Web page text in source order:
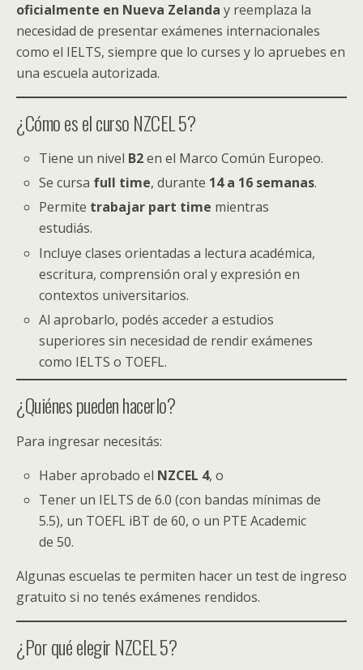
oficialmente en Nueva Zelanda y reemplaza la
necesidad de presentar exámenes internacionales
como el IELTS, siempre que lo curses y lo apruebes en
una escuela autorizada.
¿Cómo es el curso NZCEL 5?
Tiene un nivel B2en el Marco Común Europeo.
Se cursa full time, durante 14 a 16 semanas.
Permite trabajar part time mientras
estudiás.
Incluye clases orientadas a lectura académica,
escritura, comprensión oral y expresión en
contextos universitarios.
Al aprobarlo, podés acceder a estudios
superiores sin necesidad de rendir exámenes
como IELTS o TOEFL.
¿Quiénes pueden hacerlo?
Para ingresar necesitás:
Haber aprobado el NZCEL 4, o
Tener un IELTS de 6.0 (con bandas mínimas de
5.5), un TOEFL iBT de 60, o un PTE Academic
de 50.
Algunas escuelas te permiten hacer un test de ingreso
gratuito si no tenés exámenes rendidos.
¿Por qué elegir NZCEL 5?